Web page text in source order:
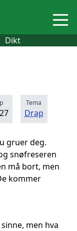
Dikt
Tema
Drap
gruer deg.
snøfreseren
må bort, men
kommer
men hva